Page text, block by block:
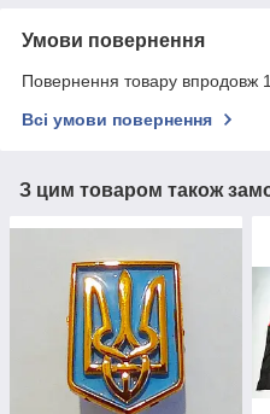
Умови повернення
Повернення товару впродовж
Всі умови повернення
З цим товаром також